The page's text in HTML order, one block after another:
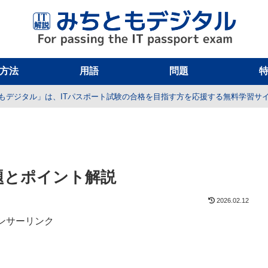
法 用語 問題
デジタル」は、ITパスポート試験の合格を目指す方を応援する無料学習サ
ポイント解説
2026.02.12
サーリンク